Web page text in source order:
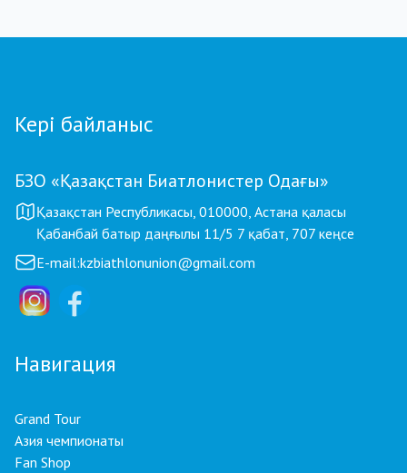
Кері байланыс
БЗО «Қазақстан Биатлонистер Одағы»
Қазақстан Республикасы, 010000, Астана қаласы
Қабанбай батыр даңғылы 11/5 7 қабат, 707 кеңсе
E-mail:kzbiathlonunion@gmail.com
Навигация
Grand Tour
Азия чемпионаты
Fan Shop